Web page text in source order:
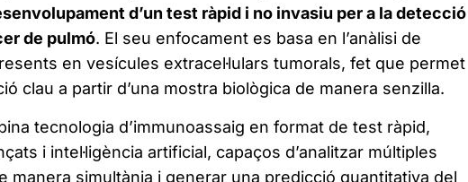
d’un test ràpid i no invasiu per a la detecció
de pulmó. El seu enfocament es basa en l’anàlisi de
en vesícules extracel·lulars tumorals, fet que permet
clau a partir d’una mostra biològica de manera senzilla.
tecnologia d’immunoassaig en format de test ràpid,
i intel·ligència artificial, capaços d’analitzar múltiples
manera simultània i generar una predicció quantitativa del